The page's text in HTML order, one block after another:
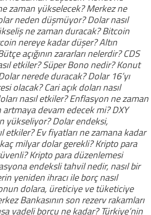
zaman yükselecek? Merkez ne
neden düşmüyor? Dolar nasıl
ne zaman duracak? Bitcoin
nereye kadar düşer? Altın
açığının zararları nelerdir? CDS
etkiler? Süper Bono nedir? Konut
nerede duracak? Dolar 16’yı
olacak? Cari açık doları nasıl
nasıl etkiler? Enflasyon ne zaman
devam edecek mi? DXY
yükseliyor? Dolar endeksi,
etkiler? Ev fiyatları ne zamana kadar
milyar dolar gerekli? Kripto para
Kripto para düzenlemesi
endeksli tahvil nedir, nasıl bir
yeniden ihracı ile borç nasıl
dolara, üreticiye ve tüketiciye
Bankasının son rezerv rakamları
vadeli borcu ne kadar? Türkiye’nin